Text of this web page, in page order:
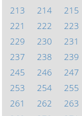
213
214 215
221
222 223
229
230 231
237
238 239
245
246 247
253
254 255
261
262 263